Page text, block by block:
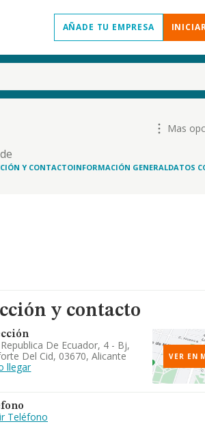
AÑADE TU EMPRESA
Mas
Y CONTACTOINFORMACIÓN GENERALDATOS
y contacto
De Ecuador, 4 - Bj,
Del Cid, 03670, Alicante
llegar
VER EN
Teléfono